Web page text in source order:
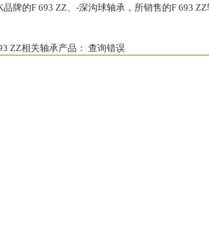
品牌的F 693 ZZ、-深沟球轴承，所销售的F 693
ZZ相关轴承产品： 查询错误